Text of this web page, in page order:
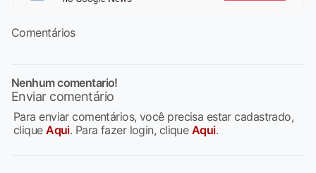
Comentários
Nenhum comentario!
Enviar comentário
Para enviar comentários, você precisa estar cadastrado,
cliqueAqui. Para fazer login, clique Aqui.